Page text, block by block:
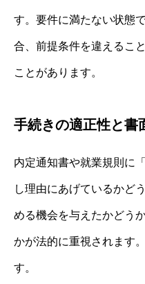
す。要件に満たない状態
合、前提条件を違えるこ
ことがあります。
手続きの適正性と書
内定通知書や就業規則に
し理由にあげているかど
める機会を与えたかどう
かが法的に重視されます
す。